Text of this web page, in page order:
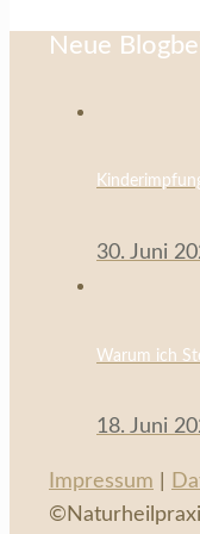
Neue
30. Juni
Warum ich
18. Juni
Impressum